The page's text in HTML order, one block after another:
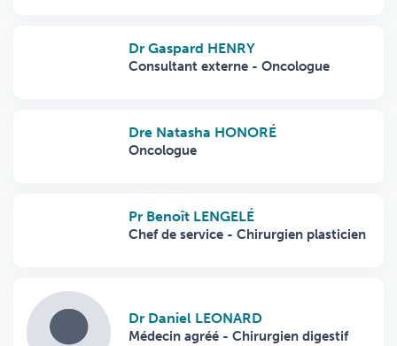
Dr Gaspard HENRY
Consultant externe - Oncologue
Dre Natasha HONORÉ
Oncologue
Pr Benoît LENGELÉ
Chef de service - Chirurgien plasticien
Dr Daniel LEONARD
Médecin agréé - Chirurgien digestif